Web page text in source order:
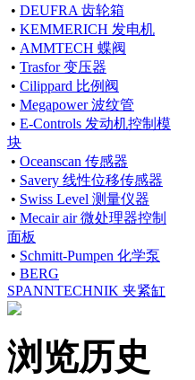
• DEUFRA 齿轮箱
• KEMMERICH 发电机
• AMMTECH 蝶阀
• Trasfor 变压器
• Cilippard 比例阀
• Megapower 波纹管
• E-Controls 发动机控制模
块
• Oceanscan 传感器
• Savery 线性位移传感器
• Swiss Level 测量仪器
• Mecair air 微处理器控制
面板
• Schmitt-Pumpen 化学泵
• BERG
SPANNTECHNIK 夹紧缸
浏览历史